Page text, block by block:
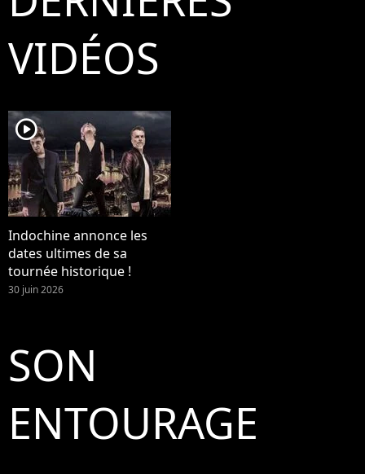
VIDÉOS
player2
Indochine annonce les
dates ultimes de sa
tournée historique !
30 juin 2026
SON
ENTOURAGE